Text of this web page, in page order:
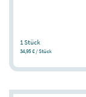
1 Stück
34,95 € / Stück